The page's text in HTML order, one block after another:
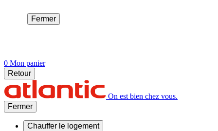
Fermer
0 Mon panier
Retour
On est bien chez vous.
Fermer
Chauffer le logement